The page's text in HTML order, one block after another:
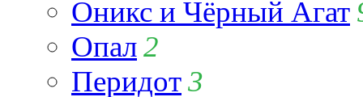
Оникс и Чёрный Агат
Опал2
Перидот3